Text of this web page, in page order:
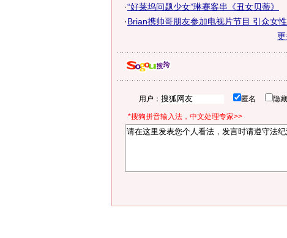
·“好莱坞问题少女”琳赛客串《丑女贝蒂》
·Brian携帅哥朋友参加电视片节目 引众女
用户： 匿名 隐
*搜狗拼音输入法，中文处理专家>>